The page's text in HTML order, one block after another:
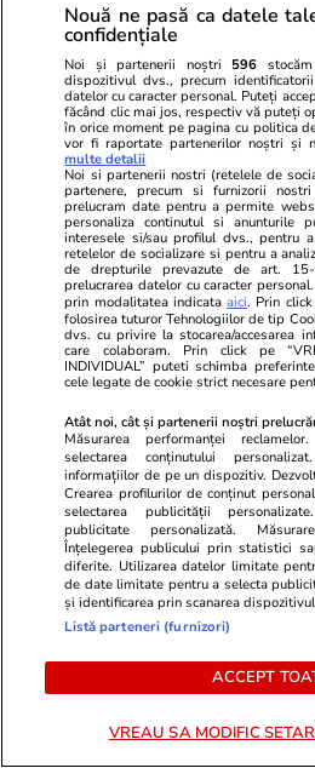
TRENDING
Bani și Afaceri
Radu Miruță spune că
putea salva Dunărea e
la Ministerul
Știri Locale
Întreruperi de curent în
Giurgiu în perioada 3-9
străzilor afectate
Horoscop
Horoscop 3 august 2026.
vești contradictorii din
informațiile pe care le
Bani și Afaceri
Cât costă un litru de
3 august 2026, în
Timișoara și Constanța
Nouă ne pasă ca datele
confidențiale
Noi și partenerii noștri 596
dispozitivul dvs., precum
datelor cu caracter personal. Puteți
făcând clic mai jos, respectiv vă puteți
în orice moment pe pagina cu politica
vor fi raportate partenerilor noștri și
multe detalii
Noi si partenerii nostri (retelele de
partenere, precum si furnizorii
prelucram date pentru a permite
personaliza continutul si anunturile
interesele si/sau profilul dvs., pentru
retelelor de socializare si pentru a
de drepturile prevazute de art.
prelucrarea datelor cu caracter
prin modalitatea indicataaici. Prin click
folosirea tuturor Tehnologiilor de tip
dvs. cu privire la stocarea/accesarea
care colaboram. Prin click pe
INDIVIDUAL” puteti schimba
cele legate de cookie strict necesare
Atât noi, cât și partenerii noștri
Măsurarea performanței
selectarea conținutului
informațiilor de pe un dispozitiv.
Crearea profilurilor de conținut
selectarea publicității
publicitate personalizată.
Înțelegerea publicului prin statistici
diferite. Utilizarea datelor limitate
de date limitate pentru a selecta
și identificarea prin scanarea
Listă parteneri (furnizori)
ACCEPT
VREAU SA MODIFIC